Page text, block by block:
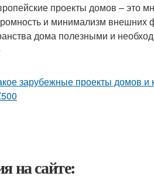
проекты домов – это
и минимализм
дома полезными и
на сайте: